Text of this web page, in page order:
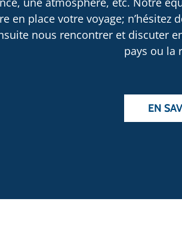
en place votre voyage;
nous rencontrer et discuter
pays ou la
EN